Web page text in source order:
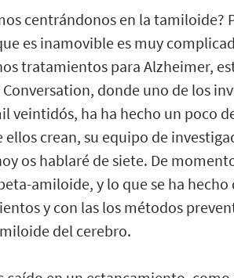
centrándonos en la tamiloide?
es inamovible es muy
tratamientos para Alzheimer,
donde uno de los
veintidós, ha ha hecho un poco
ellos crean, su equipo de
os hablaré de siete. De
amiloide, y lo que se ha hecho
y con las los métodos
del cerebro.